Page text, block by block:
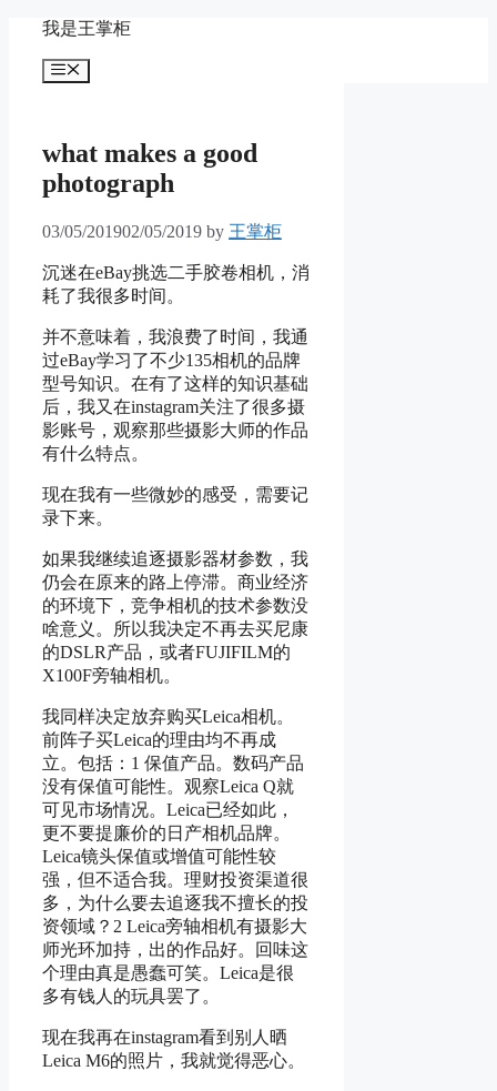
content
我是王掌柜
Menu
what makes a good
photograph
03/05/201902/05/2019 by 王掌柜
沉迷在eBay挑选二手胶卷相机，消
耗了我很多时间。
并不意味着，我浪费了时间，我通
过eBay学习了不少135相机的品牌
型号知识。在有了这样的知识基础
后，我又在instagram关注了很多摄
影账号，观察那些摄影大师的作品
有什么特点。
现在我有一些微妙的感受，需要记
录下来。
如果我继续追逐摄影器材参数，我
仍会在原来的路上停滞。商业经济
的环境下，竞争相机的技术参数没
啥意义。所以我决定不再去买尼康
的DSLR产品，或者FUJIFILM的
X100F旁轴相机。
我同样决定放弃购买Leica相机。
前阵子买Leica的理由均不再成
立。包括：1 保值产品。数码产品
没有保值可能性。观察Leica Q就
可见市场情况。Leica已经如此，
更不要提廉价的日产相机品牌。
Leica镜头保值或增值可能性较
强，但不适合我。理财投资渠道很
多，为什么要去追逐我不擅长的投
资领域？2 Leica旁轴相机有摄影大
师光环加持，出的作品好。回味这
个理由真是愚蠢可笑。Leica是很
多有钱人的玩具罢了。
现在我再在instagram看到别人晒
Leica M6的照片，我就觉得恶心。